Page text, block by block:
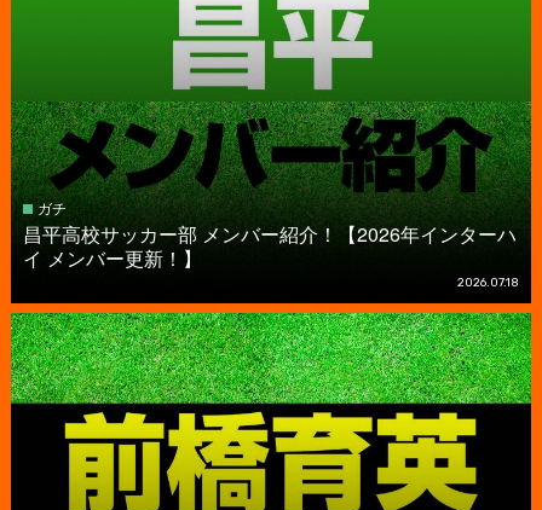
ガチ
昌平高校サッカー部 メンバー紹介！【2026年インターハ
イ メンバー更新！】
2026.07.18